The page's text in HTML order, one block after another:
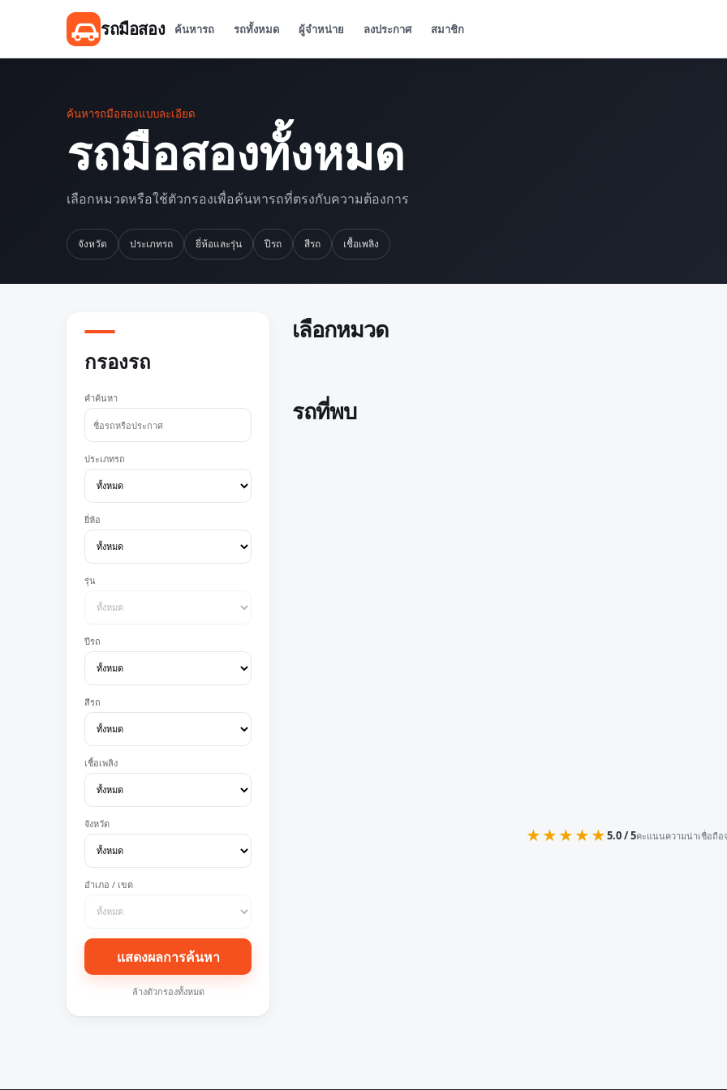
รถมือสอง ค้นหารถ รถทั้งหมด ผู้จำหน่าย ลงประกาศ สมาชิก
ค้นหารถมือสองแบบละเอียด
รถมือสองทั้งหมด
เลือกหมวดหรือใช้ตัวกรองเพื่อค้นหารถที่ตรงกับความต้องการ
จังหวัด ประเภทรถ ยี่ห้อและรุ่น ปีรถ สีรถ เชื้อเพลิง
กรองรถ
คำค้นหา
ประเภทรถ
ยี่ห้อ
รุ่น
ปีรถ
สีรถ
เชื้อเพลิง
จังหวัด
อำเภอ / เขต
แสดงผลการค้นหา
ล้างตัวกรองทั้งหมด
เลือกหมวด
รถที่พบ
★★★★★5.0 / 5คะแนนความน่าเชื่อถือ